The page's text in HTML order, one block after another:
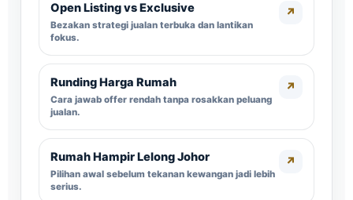
Open Listing vs Exclusive
Bezakan strategi jualan terbuka dan lantikan
fokus.
↗
Runding Harga Rumah
Cara jawab offer rendah tanpa rosakkan peluang
jualan.
↗
Rumah Hampir Lelong Johor
Pilihan awal sebelum tekanan kewangan jadi lebih
serius.
↗